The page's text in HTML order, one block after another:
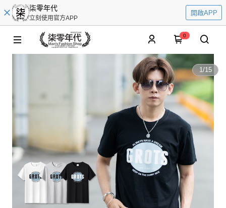
柒零年代
立刻使用官方APP
開啟APP
0
1/15